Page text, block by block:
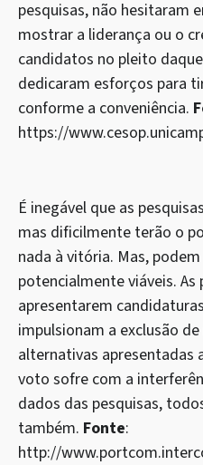
pesquisas, não hesitaram
mostrar a liderança ou o
candidatos no pleito
dedicaram esforços para
conforme a conveniência.
https://
É inegável que as
mas dificilmente terão o
nada à vitória. Mas,
potencialmente viáveis. As
apresentarem
impulsionam a exclusão
alternativas apresentadas
voto sofre com a
dados das pesquisas,
também. Fonte:
http://